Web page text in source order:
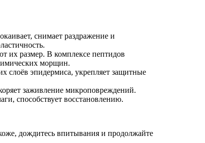
снимает раздражение и
их размер. В комплексе пептидов
морщин.
слоёв эпидермиса, укрепляет защитные
заживление микроповреждений.
способствует восстановлению.
дождитесь впитывания и продолжайте